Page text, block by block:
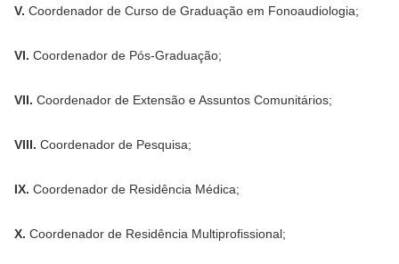
V. Coordenador de Curso de Graduação em Fonoaudiologia;
VI. Coordenador de Pós-Graduação;
VII. Coordenador de Extensão e Assuntos Comunitários;
VIII. Coordenador de Pesquisa;
IX. Coordenador de Residência Médica;
X. Coordenador de Residência Multiprofissional;